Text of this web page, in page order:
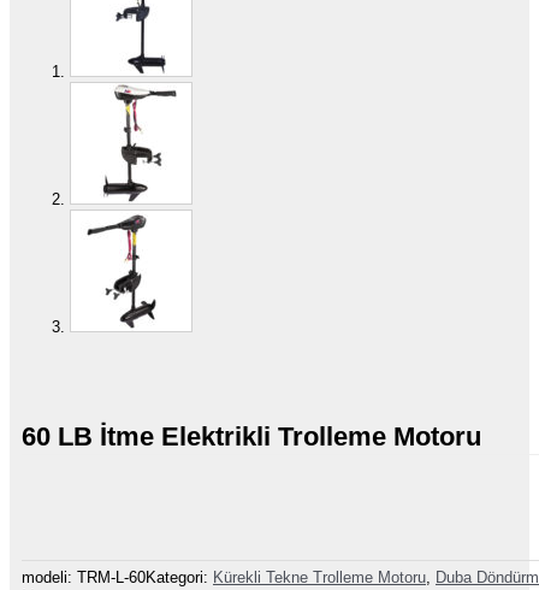
60 LB İtme Elektrikli Trolleme Motoru
modeli: TRM-L-60Kategori: Kürekli Tekne Trolleme Motoru, Duba